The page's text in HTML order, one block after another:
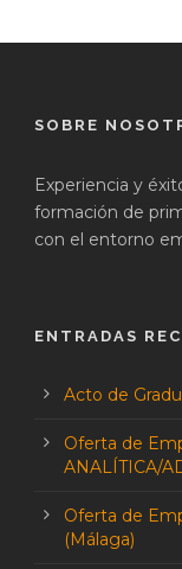
SOBRE
Experiencia y
formación de
con el entorno
ENTRADAS
Acto de
Oferta de
ANALÍTICA/
Oferta de
(Málaga)